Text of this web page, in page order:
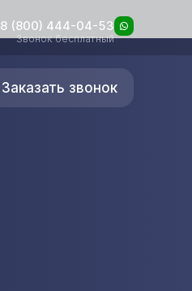
8 (800) 444-04-53
Звонок бесплатный
Заказать звонок